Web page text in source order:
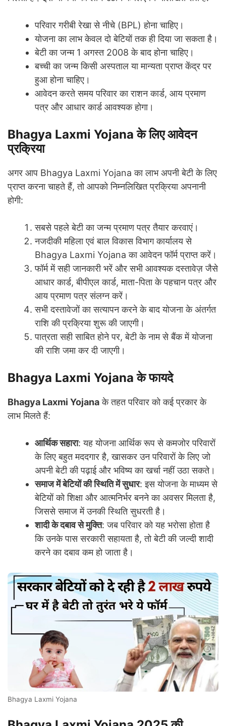
परिवार गरीबी रेखा से नीचे (BPL) होना चाहिए।
योजना का लाभ केवल दो बेटियों तक ही दिया जा सकता है।
बेटी का जन्म 1 अगस्त 2008 के बाद होना चाहिए।
बच्ची का जन्म किसी अस्पताल या मान्यता प्राप्त केंद्र पर
हुआ होना चाहिए।
आवेदन करते समय परिवार का राशन कार्ड, आय प्रमाण
पत्र और आधार कार्ड आवश्यक होगा।
Bhagya Laxmi Yojana के लिए आवेदन
प्रक्रिया
अगर आप Bhagya Laxmi Yojana का लाभ अपनी बेटी के लिए
प्राप्त करना चाहते हैं, तो आपको निम्नलिखित प्रक्रिया अपनानी
होगी:
सबसे पहले बेटी का जन्म प्रमाण पत्र तैयार करवाएं।
नजदीकी महिला एवं बाल विकास विभाग कार्यालय से
Bhagya Laxmi Yojana का आवेदन फॉर्म प्राप्त करें।
फॉर्म में सही जानकारी भरें और सभी आवश्यक दस्तावेज़ जैसे
आधार कार्ड, बीपीएल कार्ड, माता-पिता के पहचान पत्र और
आय प्रमाण पत्र संलग्न करें।
सभी दस्तावेजों का सत्यापन करने के बाद योजना के अंतर्गत
राशि की प्रक्रिया शुरू की जाएगी।
पात्रता सही साबित होने पर, बेटी के नाम से बैंक में योजना
की राशि जमा कर दी जाएगी।
Bhagya Laxmi Yojana के फायदे
Bhagya Laxmi Yojanaके तहत परिवार को कई प्रकार के
लाभ मिलते हैं:
आर्थिक सहारा: यह योजना आर्थिक रूप से कमजोर परिवारों
के लिए बहुत मददगार है, खासकर उन परिवारों के लिए जो
अपनी बेटी की पढ़ाई और भविष्य का खर्चा नहीं उठा सकते।
समाज में बेटियों की स्थिति में सुधार: इस योजना के माध्यम से
बेटियों को शिक्षा और आत्मनिर्भर बनने का अवसर मिलता है,
जिससे समाज में उनकी स्थिति सुधरती है।
शादी के दबाव से मुक्ति: जब परिवार को यह भरोसा होता है
कि उनके पास सरकारी सहायता है, तो बेटी की जल्दी शादी
करने का दबाव कम हो जाता है।
Bhagya Laxmi Yojana